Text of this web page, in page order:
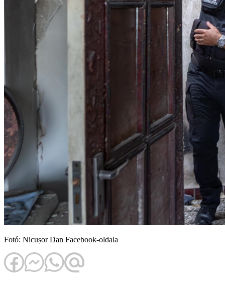
Fotó: Nicușor Dan Facebook-oldala